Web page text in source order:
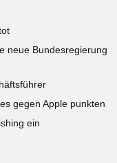
neue Bundesregierung
gegen Apple punkten
ein